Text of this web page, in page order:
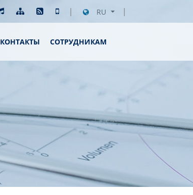
RU
КОНТАКТЫ СОТРУДНИКАМ